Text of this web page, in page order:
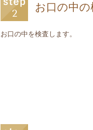
お口の中の
お口の中を検査します。